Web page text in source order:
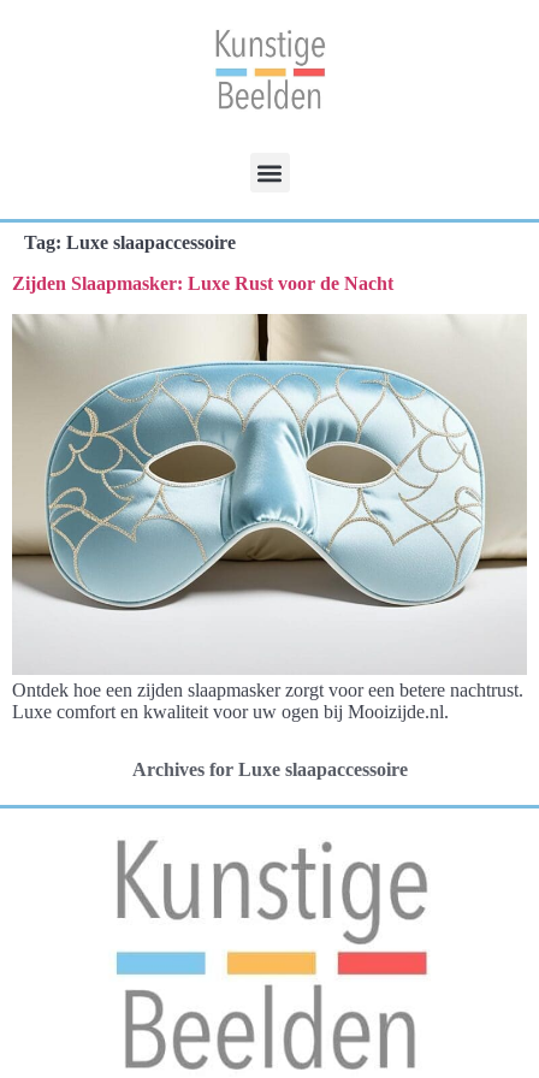
Tag: Luxe slaapaccessoire
Zijden Slaapmasker: Luxe Rust voor de Nacht
Ontdek hoe een zijden slaapmasker zorgt voor een betere nachtrust.
Luxe comfort en kwaliteit voor uw ogen bij Mooizijde.nl.
Archives for Luxe slaapaccessoire